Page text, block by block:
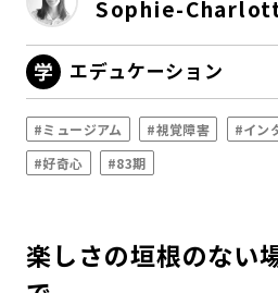
Sophie-
エデュケーション
#ミュージアム #視覚障害 #イン
#好奇心
#83期
楽しさの垣根のない